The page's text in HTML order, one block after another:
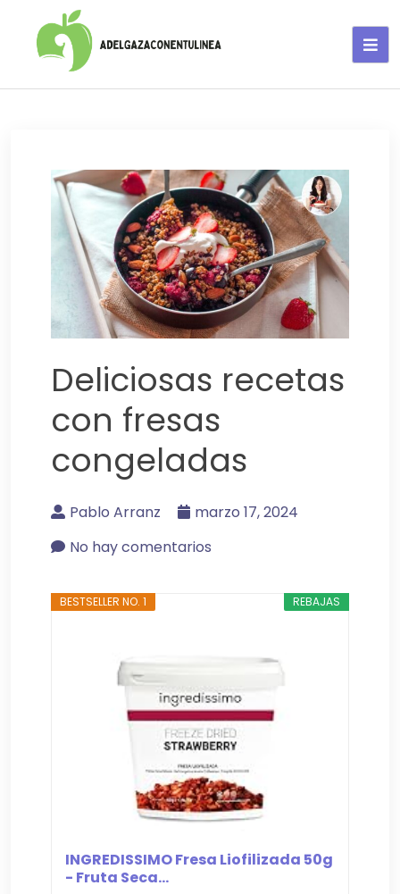
Deliciosas recetas
con fresas
congeladas
Pablo Arranz
marzo 17, 2024
No hay comentarios
REBAJAS
BESTSELLER NO. 1
INGREDISSIMO Fresa Liofilizada 50g
- Fruta Seca...